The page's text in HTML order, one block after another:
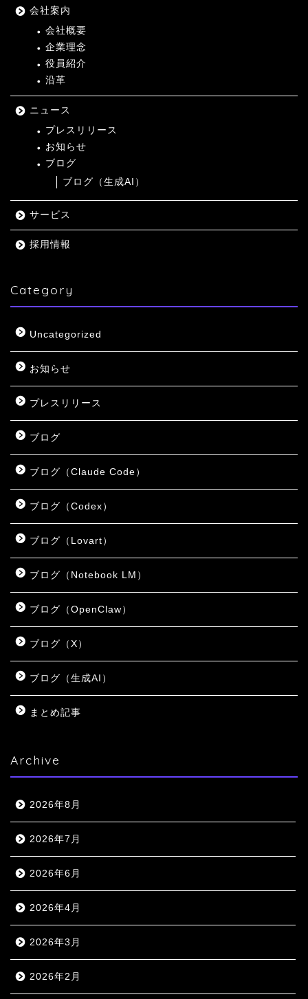
会社案内
会社概要
企業理念
役員紹介
沿革
ニュース
プレスリリース
お知らせ
ブログ
ブログ（生成AI）
サービス
採用情報
Category
Uncategorized
お知らせ
プレスリリース
ブログ
ブログ（Claude Code）
ブログ（Codex）
ブログ（Lovart）
ブログ（Notebook LM）
ブログ（OpenClaw）
ブログ（X）
ブログ（生成AI）
まとめ記事
Archive
2026年8月
2026年7月
2026年6月
2026年4月
2026年3月
2026年2月